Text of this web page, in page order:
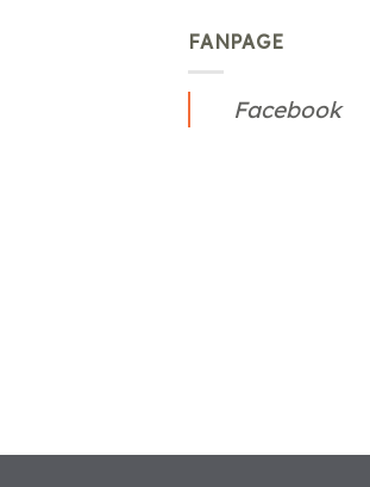
FANPAGE
Facebook